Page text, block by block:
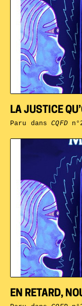
EN RETARD,
LA JUSTICE
Paru dansCQFD